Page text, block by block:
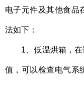
电子元件及其他食品
法如下：
1、低温烘箱，
值，可以检查电气系